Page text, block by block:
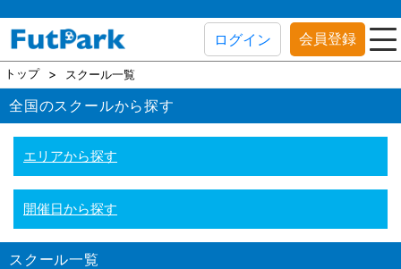
ログイン 会員登録
トップ スクール一覧
全国のスクールから探す
エリアから探す
開催日から探す
スクール一覧